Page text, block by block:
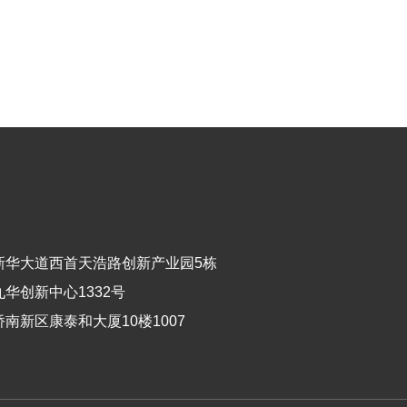
大道西首天浩路创新产业园5栋
华创新中心1332号
新区康泰和大厦10楼1007